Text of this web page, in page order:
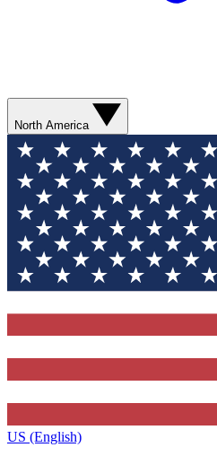
North America
US (English)